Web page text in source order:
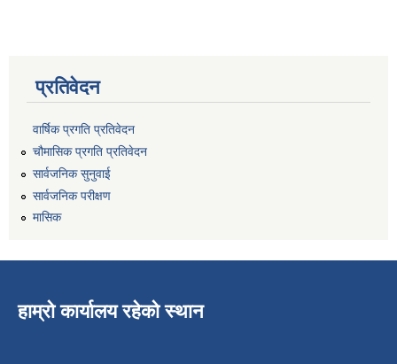
प्रतिवेदन
वार्षिक प्रगति प्रतिवेदन
चौमासिक प्रगति प्रतिवेदन
सार्वजनिक सुनुवाई
सार्वजनिक परीक्षण
मासिक
हाम्रो कार्यालय रहेको स्थान